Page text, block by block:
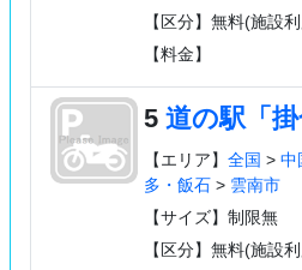
【区分】無料(施設
【料金】
5 道の駅「掛
【エリア】 全国 > 中
多・飯石> 雲南市
【サイズ】制限無
【区分】無料(施設